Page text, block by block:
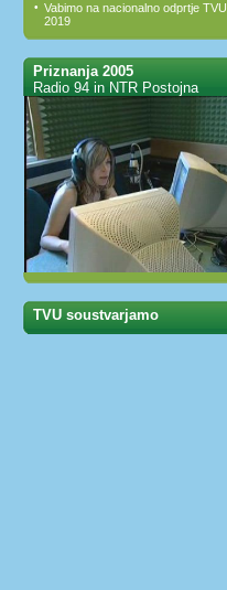
• Vabimo na nacionalno odprtje TVU
2019
Priznanja 2005
Radio 94 in NTR Postojna
TVU soustvarjamo